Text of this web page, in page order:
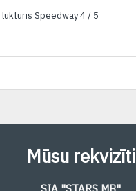
Speedway 4 / 5
Mūsu rekvizīti